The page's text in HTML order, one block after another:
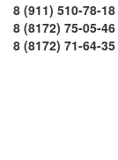
8 (911) 510-78-18
8 (8172) 75-05-46
8 (8172) 71-64-35